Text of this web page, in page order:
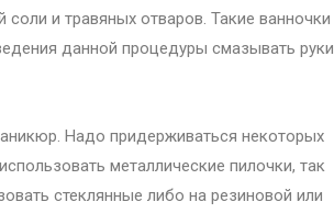
и травяных отваров. Такие ванночки
данной процедуры смазывать руки
Надо придерживаться некоторых
металлические пилочки, так
стеклянные либо на резиновой или